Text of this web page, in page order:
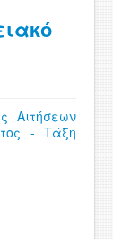
Αιτήσεων
- Τάξη